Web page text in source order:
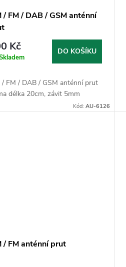
/ FM / DAB / GSM anténní
Kč DO KOŠÍKU
/ FM / DAB / GSM anténní prut
délka 20cm, závit 5mm
Kód: AU-6126
/ FM anténní prut